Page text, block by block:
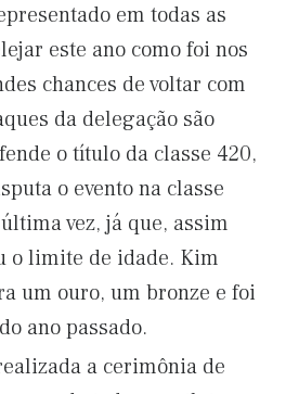
em todas as
este ano como foi nos
chances de voltar com
da delegação são
o título da classe 420,
o evento na classe
vez, já que, assim
o limite de idade. Kim
um ouro, um bronze e foi
ano passado.
a cerimônia de